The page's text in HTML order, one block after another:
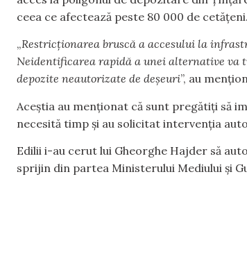
ceea ce afectează peste 80 000 de cetățeni.
„Restricționarea bruscă a accesului la
Neidentificarea rapidă a unei alternative
depozite neautorizate de deșeuri”, au
Aceștia au menționat că sunt pregătiți să
necesită timp și au solicitat intervenția
Edilii i-au cerut lui Gheorghe Hajder să
sprijin din partea Ministerului Mediului și